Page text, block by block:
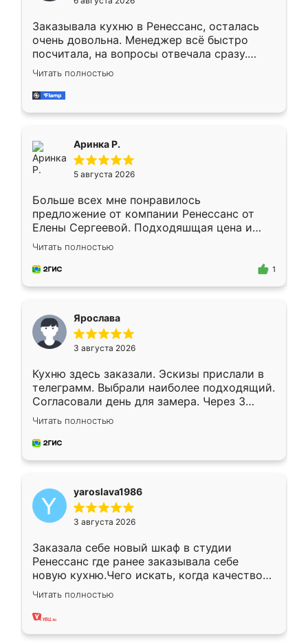
мебели буду заказывать только здесь.
Заказывала кухню в Ренессанс, осталась
очень довольна. Менеджер всё быстро
посчитала, на вопросы отвечала сразу.
Замерщик приехал в субботу, подошёл к
делу со всей ответственностью. Собрали
за день, ребята работали аккуратно, даже
Читать полностью
Аринка Р.
5 августа 2026
Больше всех мне понравилось
предложение от компании Ренессанс от
Елены Сергеевой. Подходяшщая цена и
короткие сроки изготовления. Приехавший
для замера сотрудник Владислав
предложил по моему эскизу самый
Читать полностью
1
Ярослава
3 августа 2026
Кухню здесь заказали. Эскизы прислали в
телеграмм. Выбрали наиболее подходящий.
Согласовали день для замера. Через 3
недели кухня была уже готова. Остались
довольны работой. Спасибо Ренессанс
мебель за качественную работу!
Читать полностью
yaroslava1986
3 августа 2026
Заказала себе новый шкаф в студии
Ренессанс где ранее заказывала себе
новую кухню.Чего искать, когда качеством
вполне довольна. Служит кухня уже почти
два года, нареканий нет.
Читать полностью